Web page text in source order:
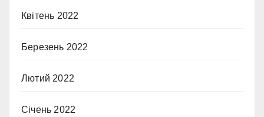
Квітень 2022
Березень 2022
Лютий 2022
Січень 2022